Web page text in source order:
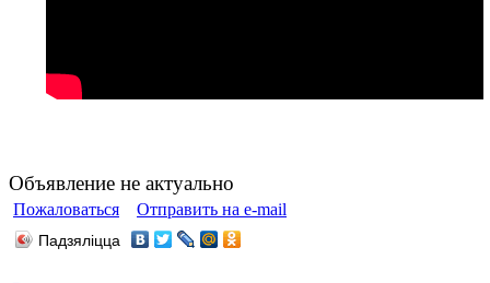
Объявление не актуально
Пожаловаться Отправить на e-mail
Падзяліцца